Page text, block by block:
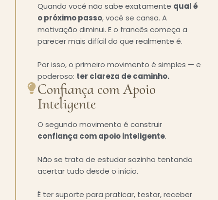
Quando você não sabe exatamente qual é
o próximo passo, você se cansa. A
motivação diminui. E o francês começa a
parecer mais difícil do que realmente é.
Por isso, o primeiro movimento é simples — e
poderoso: ter clareza de caminho.
Confiança com Apoio
Inteligente
O segundo movimento é construir
confiança com apoio inteligente.
Não se trata de estudar sozinho tentando
acertar tudo desde o início.
É ter suporte para praticar, testar, receber